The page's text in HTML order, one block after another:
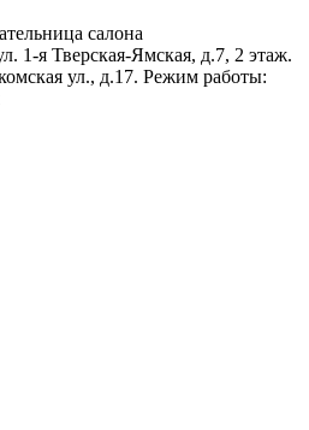
салона
1-я Тверская-Ямская, д.7, 2 этаж.
ул., д.17. Режим работы: